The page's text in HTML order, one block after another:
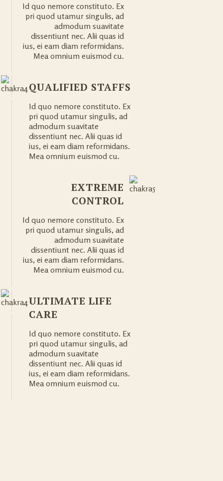
Id quo nemore constituto. Ex
pri quod utamur singulis, ad
admodum suavitate
dissentiunt nec. Alii quas id
ius, ei eam diam reformidans.
Mea omnium euismod cu.
QUALIFIED STAFFS
Id quo nemore constituto. Ex
pri quod utamur singulis, ad
admodum suavitate
dissentiunt nec. Alii quas id
ius, ei eam diam reformidans.
Mea omnium euismod cu.
EXTREME
CONTROL
Id quo nemore constituto. Ex
pri quod utamur singulis, ad
admodum suavitate
dissentiunt nec. Alii quas id
ius, ei eam diam reformidans.
Mea omnium euismod cu.
ULTIMATE LIFE
CARE
Id quo nemore constituto. Ex
pri quod utamur singulis, ad
admodum suavitate
dissentiunt nec. Alii quas id
ius, ei eam diam reformidans.
Mea omnium euismod cu.